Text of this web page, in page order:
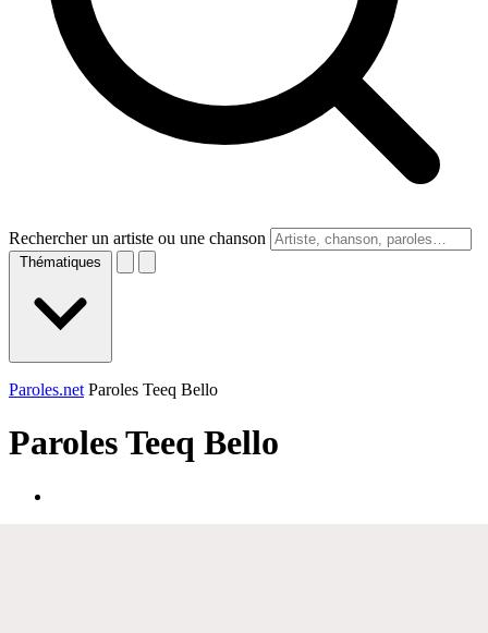
Rechercher un artiste ou une chanson
Thématiques
Paroles.net Paroles Teeq Bello
ParolesTeeq Bello